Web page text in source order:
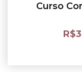
Curso
R$